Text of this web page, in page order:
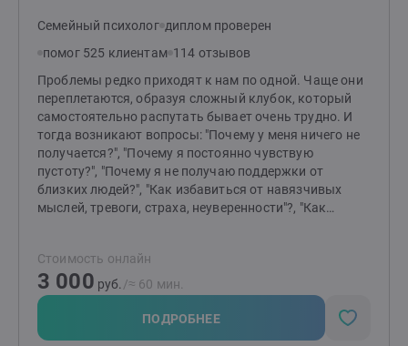
Семейный психолог диплом проверен
помог 525 клиентам 114 отзывов
Проблемы редко приходят к нам по одной. Чаще они
переплетаются, образуя сложный клубок, который
самостоятельно распутать бывает очень трудно. И
тогда возникают вопросы: "Почему у меня ничего не
получается?", "Почему я постоянно чувствую
пустоту?", "Почему я не получаю поддержки от
близких людей?", "Как избавиться от навязчивых
мыслей, тревоги, страха, неуверенности"?, "Как
клубок, найти причину "негативных сценариев",
научиться понимать себя и свои состояния,
выстраивать здоровые отношения с близкими
людьми и окружающими, выйти из замкнутого круга,
делать свою жизнь лучше и получать от нее
Стоимость онлайн
3 000 руб. /≈ 60 мин.
ПОДРОБНЕЕ